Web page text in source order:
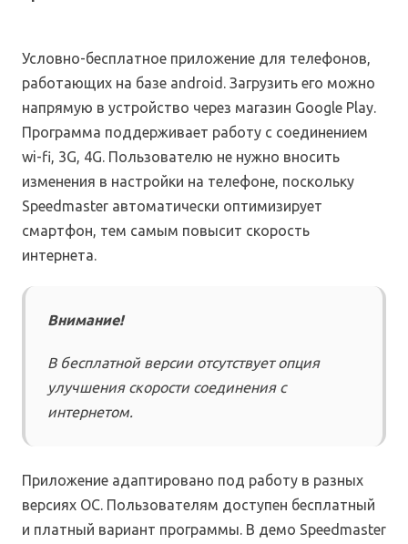
Условно-бесплатное приложение для телефонов,
работающих на базе android. Загрузить его можно
напрямую в устройство через магазин Google Play.
Программа поддерживает работу с соединением
wi-fi, 3G, 4G. Пользователю не нужно вносить
изменения в настройки на телефоне, поскольку
Speedmaster автоматически оптимизирует
смартфон, тем самым повысит скорость
интернета.
Внимание!
В бесплатной версии отсутствует опция
улучшения скорости соединения с
интернетом.
Приложение адаптировано под работу в разных
версиях ОС. Пользователям доступен бесплатный
и платный вариант программы. В демо Speedmaster